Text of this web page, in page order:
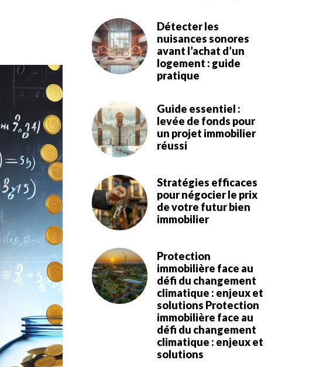
Détecter les
nuisances sonores
avant l’achat d’un
logement : guide
pratique
Guide essentiel :
levée de fonds pour
un projet immobilier
réussi
Stratégies efficaces
pour négocier le prix
de votre futur bien
immobilier
Protection
immobilière face au
défi du changement
climatique : enjeux et
solutions Protection
immobilière face au
défi du changement
climatique : enjeux et
solutions